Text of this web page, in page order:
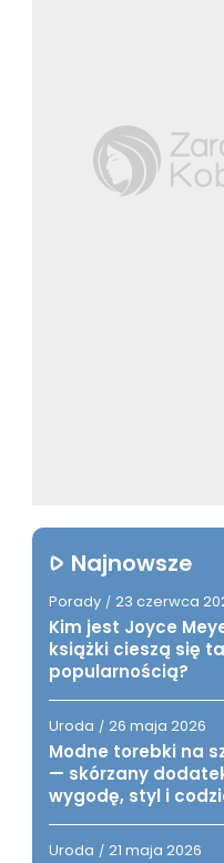
Najnowsze
Porady / 23 czerwca
Kim jest Joyce
książki cieszą się
popularnością?
Uroda / 26 maja 2026
Modne torebki na
— skórzany
wygodę, styl i
Uroda / 21 maja 2026